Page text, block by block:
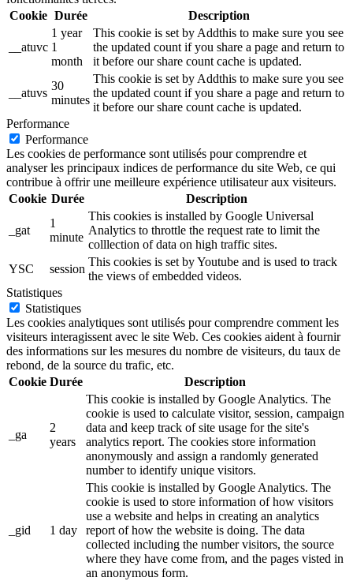
Cookie Durée Description
__atuvc
1 year
1
month
This cookie is set by Addthis to make sure you see
the updated count if you share a page and return to
it before our share count cache is updated.
__atuvs
30
minutes
This cookie is set by Addthis to make sure you see
the updated count if you share a page and return to
it before our share count cache is updated.
Performance
Performance
Les cookies de performance sont utilisés pour comprendre et
analyser les principaux indices de performance du site Web, ce qui
contribue à offrir une meilleure expérience utilisateur aux visiteurs.
Cookie Durée Description
_gat
1
minute
This cookies is installed by Google Universal
Analytics to throttle the request rate to limit the
colllection of data on high traffic sites.
YSC
session
This cookies is set by Youtube and is used to track
the views of embedded videos.
Statistiques
Statistiques
Les cookies analytiques sont utilisés pour comprendre comment les
visiteurs interagissent avec le site Web. Ces cookies aident à fournir
des informations sur les mesures du nombre de visiteurs, du taux de
rebond, de la source du trafic, etc.
Cookie Durée Description
_ga
2
years
This cookie is installed by Google Analytics. The
cookie is used to calculate visitor, session, campaign
data and keep track of site usage for the site's
analytics report. The cookies store information
anonymously and assign a randomly generated
number to identify unique visitors.
_gid 1 day
This cookie is installed by Google Analytics. The
cookie is used to store information of how visitors
use a website and helps in creating an analytics
report of how the website is doing. The data
collected including the number visitors, the source
where they have come from, and the pages visted in
an anonymous form.